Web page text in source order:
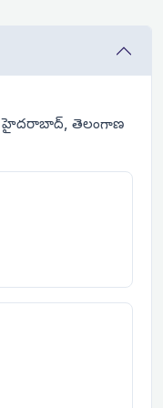
హైదరాబాద్, తెలంగాణ